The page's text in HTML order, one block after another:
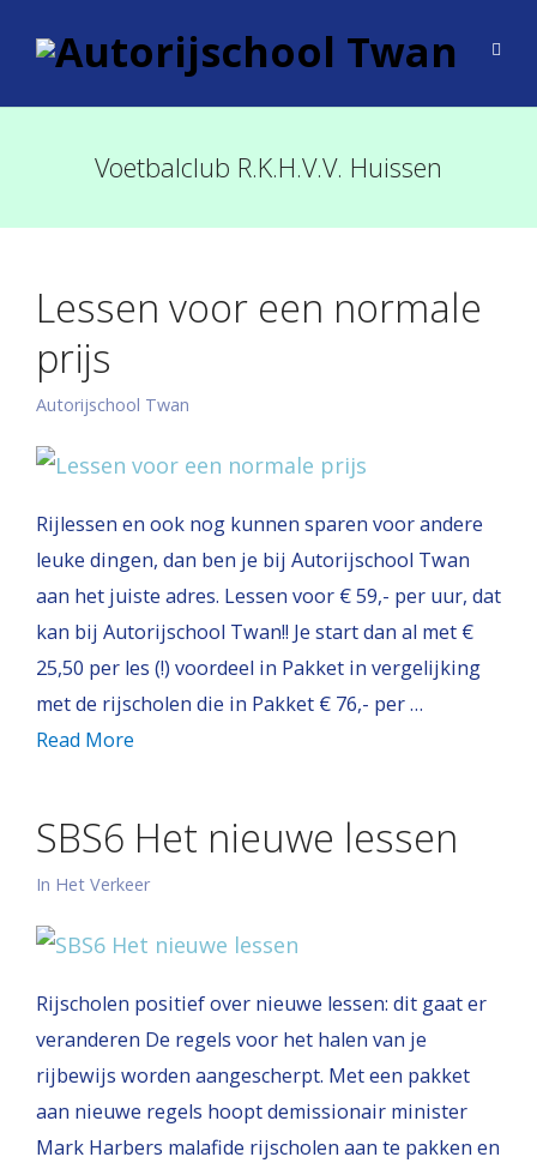
Voetbalclub R.K.H.V.V. Huissen
Lessen voor een normale
prijs
Autorijschool Twan
Rijlessen en ook nog kunnen sparen voor andere
leuke dingen, dan ben je bij Autorijschool Twan
aan het juiste adres. Lessen voor € 59,- per uur, dat
kan bij Autorijschool Twan!! Je start dan al met €
25,50 per les (!) voordeel in Pakket in vergelijking
met de rijscholen die in Pakket € 76,- per …
Read More
SBS6 Het nieuwe lessen
In Het Verkeer
Rijscholen positief over nieuwe lessen: dit gaat er
veranderen De regels voor het halen van je
rijbewijs worden aangescherpt. Met een pakket
aan nieuwe regels hoopt demissionair minister
Mark Harbers malafide rijscholen aan te pakken en